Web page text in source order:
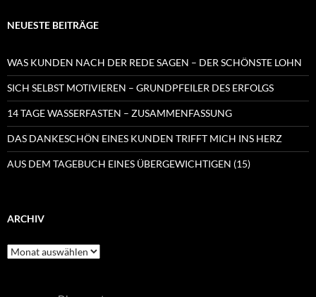
NEUESTE BEITRÄGE
WAS KUNDEN NACH DER REDE SAGEN – DER SCHÖNSTE LOHN
SICH SELBST MOTIVIEREN – GRUNDPFEILER DES ERFOLGS
14 TAGE WASSERFASTEN – ZUSAMMENFASSUNG
DAS DANKESCHÖN EINES KUNDEN TRIFFT MICH INS HERZ
AUS DEM TAGEBUCH EINES ÜBERGEWICHTIGEN (15)
ARCHIV
Archiv